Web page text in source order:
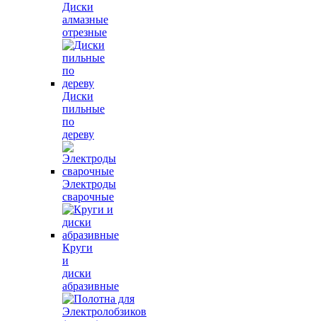
Диски
алмазные
отрезные
Диски
пильные
по
дереву
Электроды
сварочные
Круги
и
диски
абразивные